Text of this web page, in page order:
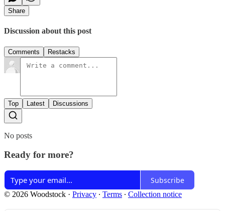
Share
Discussion about this post
Comments Restacks
Top Latest Discussions
No posts
Ready for more?
Subscribe
© 2026 Woodstock · Privacy ∙ Terms ∙ Collection notice